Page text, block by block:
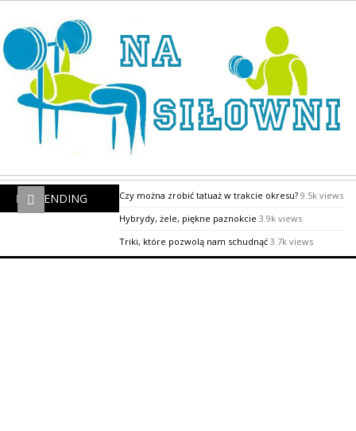
TRENDING Czy można zrobić tatuaż w trakcie okresu? 9.5k views
Hybrydy, żele, piękne paznokcie 3.9k views
Triki, które pozwolą nam schudnąć 3.7k views